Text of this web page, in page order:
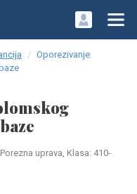
Oporezivanje
uprava, Klasa: 410-